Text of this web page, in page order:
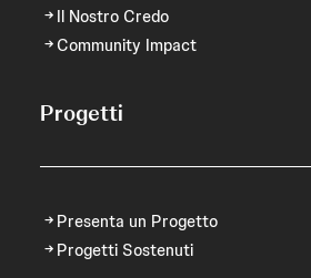
Il Nostro Credo
Community Impact
Progetti
Presenta un Progetto
Progetti Sostenuti